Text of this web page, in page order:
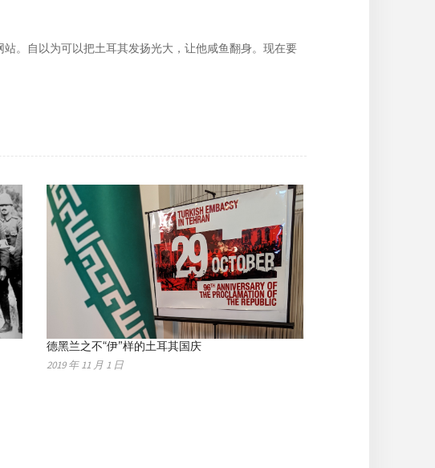
。自以为可以把土耳其发扬光大，让他咸鱼翻身。现在要
德黑兰之不“伊”样的土耳其国庆
2019 年 11 月 1 日